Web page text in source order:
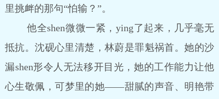
里挑衅的那句“怕输？”。
他全shen微微一紧，ying了起来，几乎毫无
抵抗。沈砚心里清楚，林蔚是罪魁祸首。她的沙
漏shen形令人无法移开目光，她的工作能力让他
心生敬佩，可梦里的她――甜腻的声音、明艳带